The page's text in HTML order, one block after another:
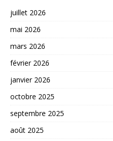
juillet 2026
mai 2026
mars 2026
février 2026
janvier 2026
octobre 2025
septembre 2025
août 2025